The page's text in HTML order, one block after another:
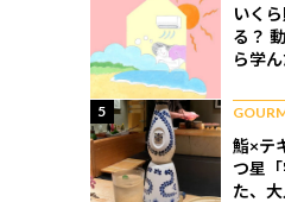
いく
る？
ら学
5
鮨×テ
つ星
た、